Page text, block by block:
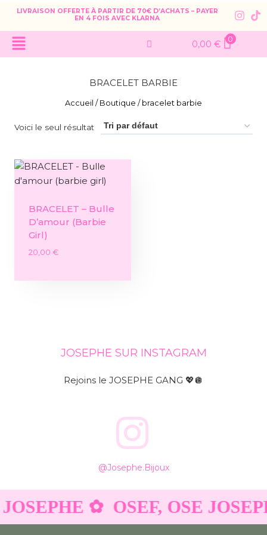
LIVRAISON OFFERTE À PARTIR DE 70€ D’ACHATS – PAYER
EN 4 FOIS AVEC KLARNA
0,00 € 0
BRACELET BARBIE
Accueil / Boutique / bracelet barbie
Voici le seul résultat
BRACELET – Bulle
D’amour (barbie
Girl)
20,00 €
JOSEPHE SUR INSTAGRAM
Rejoins le JOSEPHE GANG 💖🪩
@josephe.bijoux
✿ OSEF, OSE